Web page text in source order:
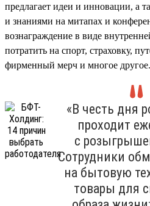
предлагает идеи и инновации, а
и знаниями на митапах и
вознаграждение в виде
потратить на спорт, страховку,
фирменный мерч и многое другое.
«В честь дня
проходит
с
Сотрудники
на бытовую
товары для